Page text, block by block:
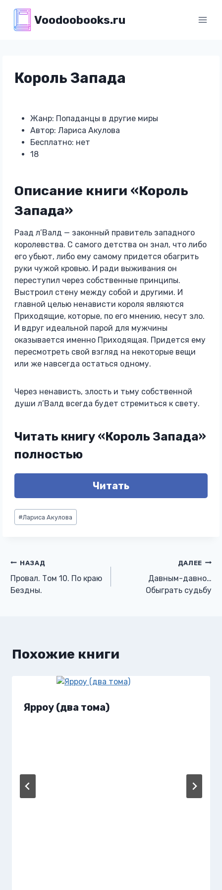
содержимому
Voodoobooks.ru
Король Запада
Жанр: Попаданцы в другие миры
Автор: Лариса Акулова
Бесплатно: нет
18
Описание книги «Король
Запада»
Раад л’Валд — законный правитель западного
королевства. С самого детства он знал, что либо
его убьют, либо ему самому придется обагрить
руки чужой кровью. И ради выживания он
переступил через собственные принципы.
Выстроил стену между собой и другими. И
главной целью ненависти короля являются
Приходящие, которые, по его мнению, несут зло.
И вдруг идеальной парой для мужчины
оказывается именно Приходящая. Придется ему
пересмотреть свой взгляд на некоторые вещи
или же навсегда остаться одному.
Через ненависть, злость и тьму собственной
души л’Валд всегда будет стремиться к свету.
Читать книгу «Король Запада»
полностью
Читать
Метки
записи:
#Лариса Акулова
Навигация
по
НАЗАД
Провал. Том 10. По краю
Бездны.
ДАЛЕЕ
Давным-давно…
Обыграть судьбу
Похожие книги
Ярроу (два тома)